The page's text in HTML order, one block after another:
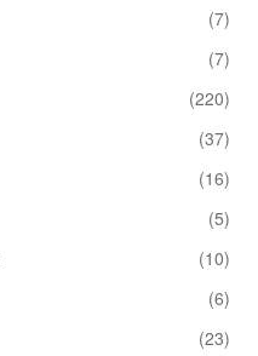
(7)
(7)
(220)
(37)
(16)
(5)
(10)
(6)
(23)